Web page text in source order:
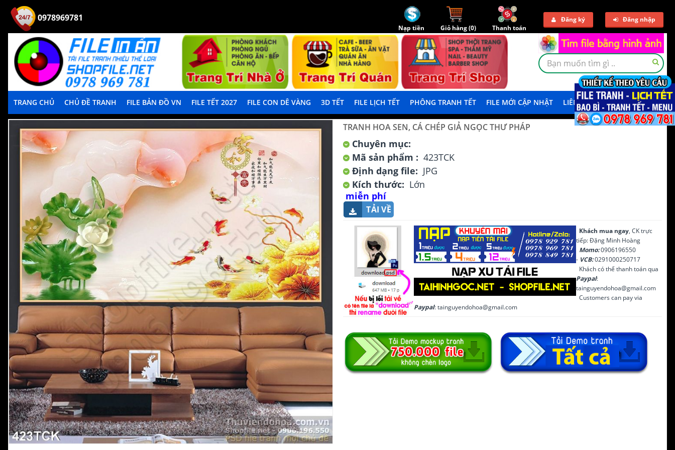
0978969781
Nạp tiền Giỏ hàng (0) Thanh toán
Đăng ký Đăng nhập
TRANG CHỦ CHỦ ĐỀ TRANH FILE BẢN ĐỒ VN FILE TẾT 2027 FILE CON DÊ VÀNG 3D TẾT FILE LỊCH TẾT PHÔNG TRANH TẾT FILE MỚI CẬP NHẬT LIÊN HỆ TẢI DEMO
TRANH HOA SEN, CÁ CHÉP GIẢ NGỌC THƯ PHÁP
Chuyên mục:
Mã sản phẩm : 423TCK
Định dạng file: JPG
Kích thước: Lớn
miễn phí
TẢI VỀ
Khách mua ngay, CK trực
tiếp: Đặng Minh Hoàng
Momo:0906196550
- VCB:0291000250717
Khách có thể thanh toán qua
Paypal:
tainguyendohoa@gmail.com
Customers can pay via
Paypal: tainguyendohoa@gmail.com